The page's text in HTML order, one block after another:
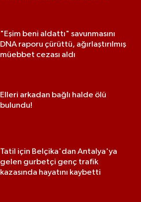
"Eşim beni aldattı" savunmasını
DNA raporu çürüttü, ağırlaştırılmış
müebbet cezası aldı
Elleri arkadan bağlı halde ölü
bulundu!
Tatil için Belçika'dan Antalya'ya
gelen gurbetçi genç trafik
kazasında hayatını kaybetti